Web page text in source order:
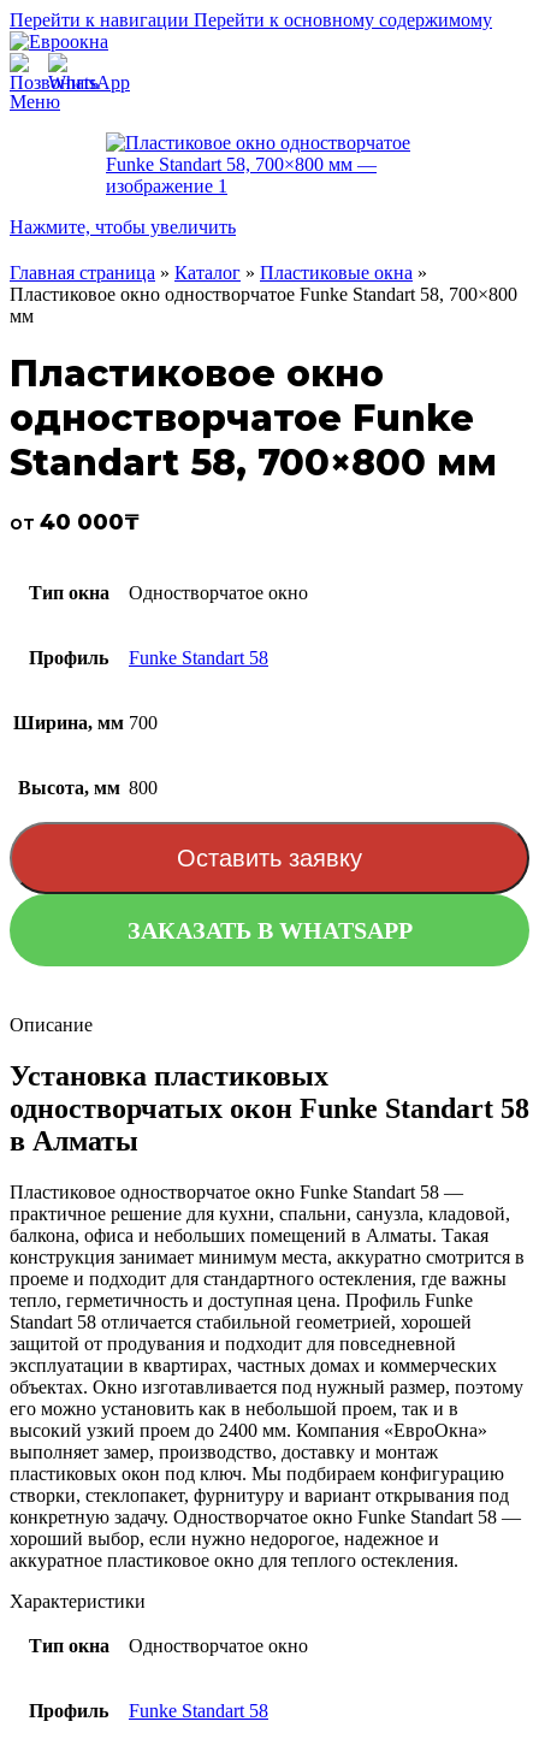
Перейти к навигации Перейти к основному содержимому
Меню
Нажмите, чтобы увеличить
Главная страница » Каталог » Пластиковые окна »
Пластиковое окно одностворчатое Funke Standart 58, 700×800
мм
Пластиковое окно
одностворчатое Funke
Standart 58, 700×800 мм
от 40 000₸
Тип окна Одностворчатое окно
Профиль Funke Standart 58
Ширина, мм 700
Высота, мм 800
Оставить заявку
ЗАКАЗАТЬ В WHATSAPP
Описание
Установка пластиковых
одностворчатых окон Funke Standart 58
в Алматы
Пластиковое одностворчатое окно Funke Standart 58 —
практичное решение для кухни, спальни, санузла, кладовой,
балкона, офиса и небольших помещений в Алматы. Такая
конструкция занимает минимум места, аккуратно смотрится в
проеме и подходит для стандартного остекления, где важны
тепло, герметичность и доступная цена. Профиль Funke
Standart 58 отличается стабильной геометрией, хорошей
защитой от продувания и подходит для повседневной
эксплуатации в квартирах, частных домах и коммерческих
объектах. Окно изготавливается под нужный размер, поэтому
его можно установить как в небольшой проем, так и в
высокий узкий проем до 2400 мм. Компания «ЕвроОкна»
выполняет замер, производство, доставку и монтаж
пластиковых окон под ключ. Мы подбираем конфигурацию
створки, стеклопакет, фурнитуру и вариант открывания под
конкретную задачу. Одностворчатое окно Funke Standart 58 —
хороший выбор, если нужно недорогое, надежное и
аккуратное пластиковое окно для теплого остекления.
Характеристики
Тип окна Одностворчатое окно
Профиль Funke Standart 58